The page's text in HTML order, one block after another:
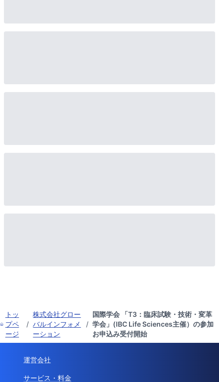
トッ
プペ
ージ
/
株式会社グロー
バルインフォメ
ーション
/
国際学会 「T3：臨床試験・技術・変革
学会」(IBC Life Sciences主催）の参加
お申込み受付開始
運営会社
サービス・料金